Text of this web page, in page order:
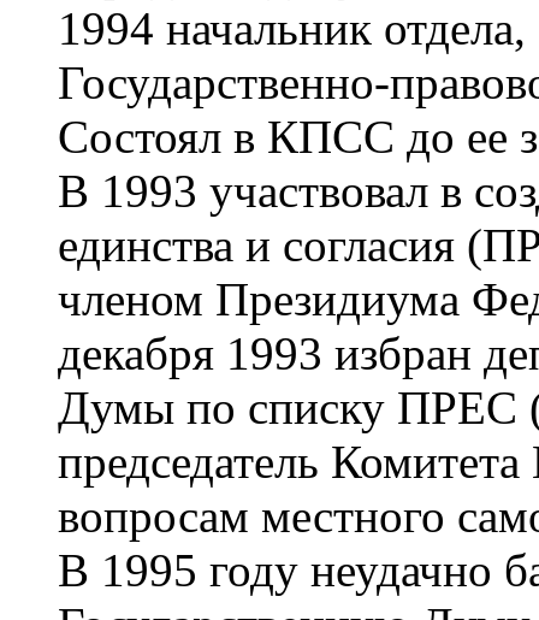
1994 начальник
Государственно-
Состоял в КПСС до ее
В 1993 участвовал в
единства и согласия
членом Президиума
декабря 1993 избран
Думы по списку ПРЕС
председатель
вопросам местного
В 1995 году неудачно